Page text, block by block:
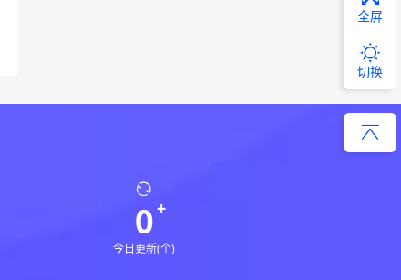
0
今日更新(个)
全屏
切换